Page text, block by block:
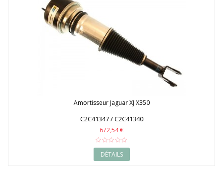
Amortisseur Jaguar XJ X350
C2C41347 / C2C41340
672,54 €
DÉTAILS